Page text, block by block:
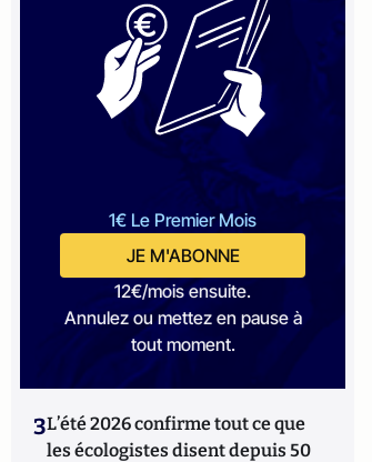
1€ Le Premier Mois
JE M'ABONNE
12€/mois ensuite.
Annulez ou mettez en pause à
tout moment.
3L’été 2026 confirme tout ce que
les écologistes disent depuis 50